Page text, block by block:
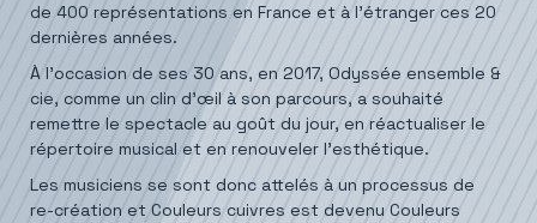
de 400 représentations en France et à l’étranger ces 20
dernières années.
À l’occasion de ses 30 ans, en 2017, Odyssée ensemble &
cie, comme un clin d’œil à son parcours, a souhaité
remettre le spectacle au goût du jour, en réactualiser le
répertoire musical et en renouveler l’esthétique.
Les musiciens se sont donc attelés à un processus de
re-création et Couleurs cuivres est devenu Couleurs